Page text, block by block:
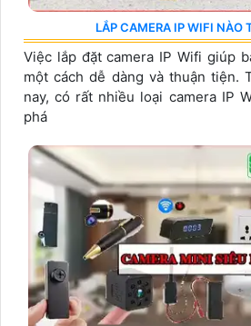
LẮP CAMERA IP WIFI NÀO
Việc lắp đặt camera IP Wifi giúp
một cách dễ dàng và thuận tiện.
nay, có rất nhiều loại camera IP
phá